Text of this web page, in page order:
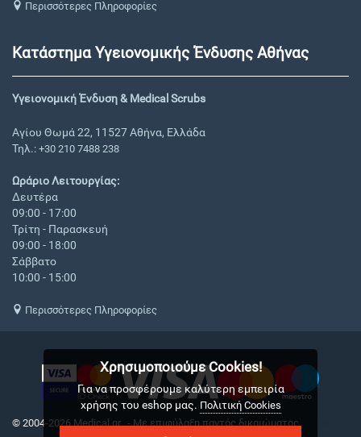
Περισσότερες Πληροφορίες
Κατάστημα Υγειονομικής Ένδυσης Αθήνας
Υγειονομική Ένδυση & Medical Scrubs
Αγίου Θωμά 22, 11527 Αθήνα, Ελλάδα
Τηλ.: +30 210 7488 238
Ωράριο Λειτουργίας:
Δευτέρα
09:00 - 17:00
Τρίτη - Παρασκευή
09:00 - 18:00
Σάββατο
10:00 - 15:00
Περισσότερες Πληροφορίες
© 2004-2026 Medical.gr. - Με επιφύλαξη παντός δικαιώματος
Χρησιμοποιούμε Cookies!
Για να προσφέρουμε καλύτερη εμπειρία
χρήσης του eshop μας. Πολιτική Cookies